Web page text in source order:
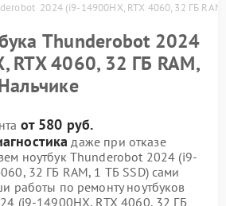
2024 (i9-14900HX, RTX 4060, 32 ГБ
Thunderobot 2024
RTX 4060, 32 ГБ RAM,
от 580 руб.
даже при отказе
ноутбук Thunderobot 2024 (i9-
32 ГБ RAM, 1 ТБ SSD) сами
работы по ремонту ноутбуков
(i9-14900HX, RTX 4060, 32 ГБ